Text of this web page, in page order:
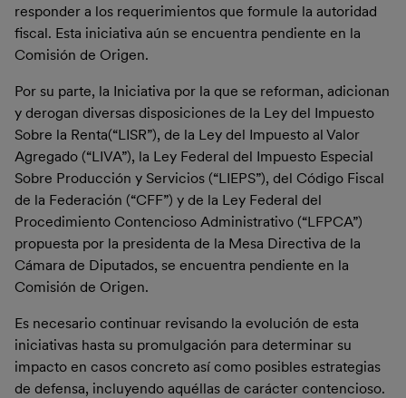
responder a los requerimientos que formule la autoridad
fiscal. Esta iniciativa aún se encuentra pendiente en la
Comisión de Origen.
Por su parte, la Iniciativa por la que se reforman, adicionan
y derogan diversas disposiciones de la Ley del Impuesto
Sobre la Renta(“LISR”), de la Ley del Impuesto al Valor
Agregado (“LIVA”), la Ley Federal del Impuesto Especial
Sobre Producción y Servicios (“LIEPS”), del Código Fiscal
de la Federación (“CFF”) y de la Ley Federal del
Procedimiento Contencioso Administrativo (“LFPCA”)
propuesta por la presidenta de la Mesa Directiva de la
Cámara de Diputados, se encuentra pendiente en la
Comisión de Origen.
Es necesario continuar revisando la evolución de esta
iniciativas hasta su promulgación para determinar su
impacto en casos concreto así como posibles estrategias
de defensa, incluyendo aquéllas de carácter contencioso.